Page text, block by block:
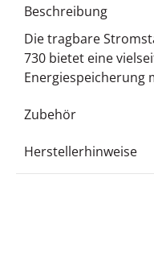
Beschreibung
Die tragbare
730 bietet eine
Energiespeicherung
Zubehör
Herstellerhinweise